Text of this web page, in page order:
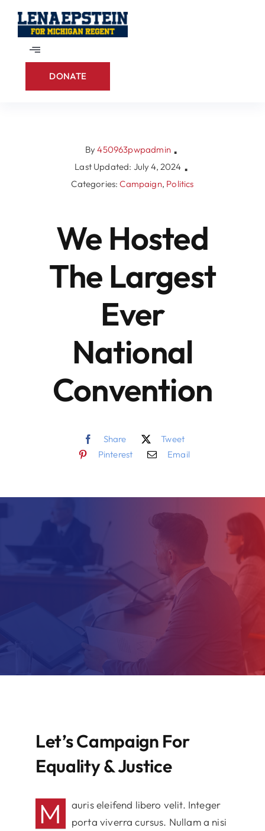
Toggle
Navigation
DONATE
By450963pwpadmin ▪
Last Updated: July 4, 2024 ▪
Categories:Campaign, Politics
We Hosted
The Largest
Ever
National
Convention
Share
Tweet
Pinterest
Email
Let’s Campaign For
Equality & Justice
M
auris eleifend libero velit. Integer
porta viverra cursus. Nullam a nisi